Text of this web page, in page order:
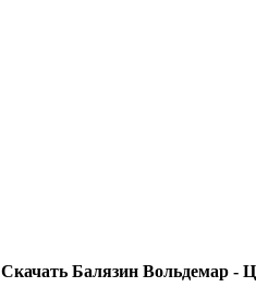
Скачать Балязин Вольдемар -